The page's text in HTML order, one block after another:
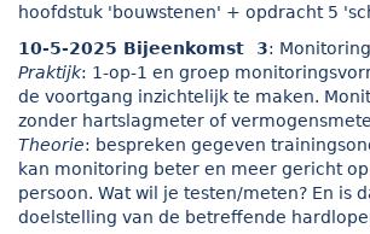
hoofdstuk 'bouwstenen' + opdracht 5
10-5-2025 Bijeenkomst 3: Monitoring
Praktijk: 1-op-1 en groep
de voortgang inzichtelijk te maken.
zonder hartslagmeter of
Theorie: bespreken gegeven
kan monitoring beter en meer gericht
persoon. Wat wil je testen/meten? En is
doelstelling van de betreffende